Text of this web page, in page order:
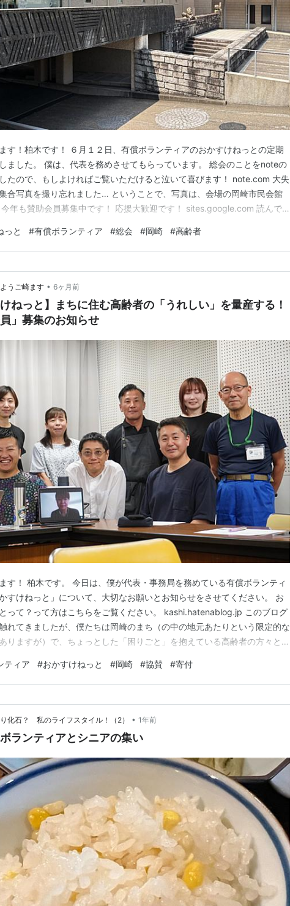
す！柏木です！ ６月１２日、有償ボランティアのおかすけねっとの定期
ました。 僕は、代表を務めさせてもらっています。 総会のことをnoteの
たので、もしよければご覧いただけると泣いて喜びます！ note.com 大失
合写真を撮り忘れました… ということで、写真は、会場の岡崎市民会館
年も賛助会員募集中です！ 応援大歓迎です！ sites.google.com 読んで
っと #有償ボランティア #総会 #岡崎 #高齢者
うご崎ます • 6ヶ月前
けねっと】まちに住む高齢者の「うれしい」を量産する！
員」募集のお知らせ
す！ 柏木です。 今日は、僕が代表・事務局を務めている有償ボランティ
すけねっと」について、大切なお願いとお知らせをさせてください。 お
って？って方はこちらをご覧ください。 kashi.hatenablog.jp このブログ
れてきましたが、僕たちは岡崎のまち（の中の地元あたりという限定的な
りますが）で、ちょっとした「困りごと」を抱えている高齢者の方々と、
していること 今の時代、昔のように「お隣さんにちょっとお願い」という
ずつ薄れてきている…
ティア #おかすけねっと #岡崎 #協賛 #寄付
化石？ 私のライフスタイル！（2） • 1年前
ランティアとシニアの集い